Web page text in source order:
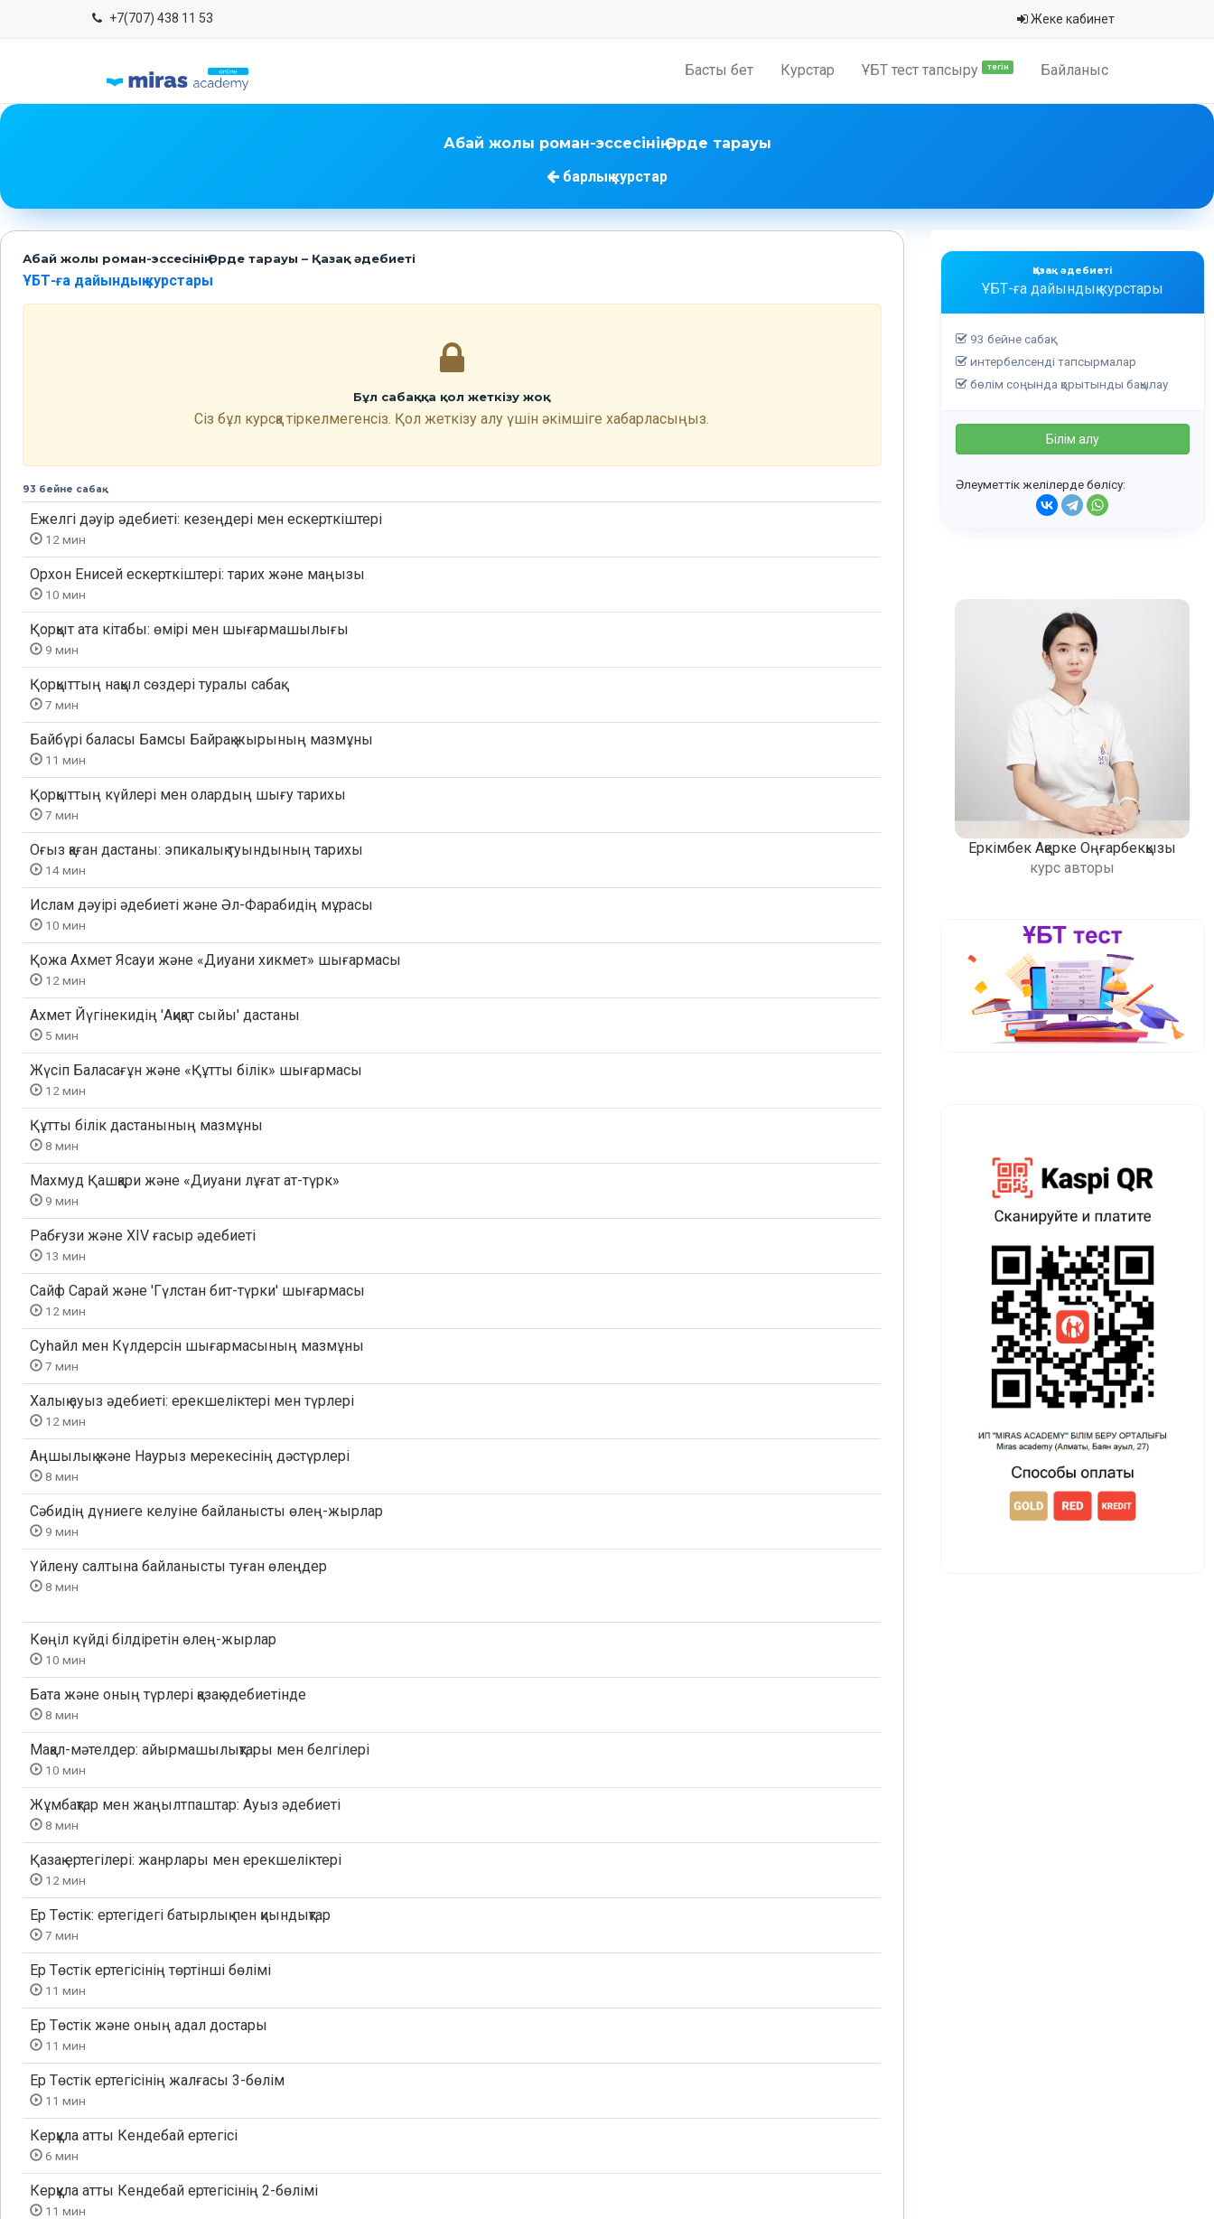
+7(707) 438 11 53 Жеке кабинет
Басты бет Курстар ҰБТ тест тапсыру тегін Байланыс
Абай жолы роман-эссесінің Өрде тарауы
барлық курстар
Абай жолы роман-эссесінің Өрде тарауы – Қазақ әдебиеті
ҰБТ-ға дайындық курстары
Бұл сабаққа қол жеткізу жоқ
Сіз бұл курсқа тіркелмегенсіз. Қол жеткізу алу үшін әкімшіге хабарласыңыз.
93 бейне сабақ
Ежелгі дәуір әдебиеті: кезеңдері мен ескерткіштері
12 мин
Орхон Енисей ескерткіштері: тарих және маңызы
10 мин
Қорқыт ата кітабы: өмірі мен шығармашылығы
9 мин
Қорқыттың нақыл сөздері туралы сабақ
7 мин
Байбүрі баласы Бамсы Байрақ жырының мазмұны
11 мин
Қорқыттың күйлері мен олардың шығу тарихы
7 мин
Оғыз қаған дастаны: эпикалық туындының тарихы
14 мин
Ислам дәуірі әдебиеті және Әл-Фарабидің мұрасы
10 мин
Қожа Ахмет Ясауи және «Диуани хикмет» шығармасы
12 мин
Ахмет Йүгінекидің 'Ақиқат сыйы' дастаны
5 мин
Жүсіп Баласағұн және «Құтты білік» шығармасы
12 мин
Құтты білік дастанының мазмұны
8 мин
Махмуд Қашқари және «Диуани лұғат ат-түрк»
9 мин
Рабғузи және XIV ғасыр әдебиеті
13 мин
Сайф Сарай және 'Гүлстан бит-түрки' шығармасы
12 мин
Суһайл мен Күлдерсін шығармасының мазмұны
7 мин
Халық ауыз әдебиеті: ерекшеліктері мен түрлері
12 мин
Аңшылық және Наурыз мерекесінің дәстүрлері
8 мин
Сәбидің дүниеге келуіне байланысты өлең-жырлар
9 мин
Үйлену салтына байланысты туған өлеңдер
8 мин
Көңіл күйді білдіретін өлең-жырлар
10 мин
Бата және оның түрлері қазақ әдебиетінде
8 мин
Мақал-мәтелдер: айырмашылықтары мен белгілері
10 мин
Жұмбақтар мен жаңылтпаштар: Ауыз әдебиеті
8 мин
Қазақ ертегілері: жанрлары мен ерекшеліктері
12 мин
Ер Төстік: ертегідегі батырлық пен қиындықтар
7 мин
Ер Төстік ертегісінің төртінші бөлімі
11 мин
Ер Төстік және оның адал достары
11 мин
Ер Төстік ертегісінің жалғасы 3-бөлім
11 мин
Керқұла атты Кендебай ертегісі
6 мин
Керқұла атты Кендебай ертегісінің 2-бөлімі
11 мин
Қазақ әдебиеті
ҰБТ-ға дайындық курстары
93 бейне сабақ
интербелсенді тапсырмалар
бөлім соңында қорытынды бақылау
Білім алу
Әлеуметтік желілерде бөлісу:
Еркімбек Ақерке Оңғарбекқызы
курс авторы